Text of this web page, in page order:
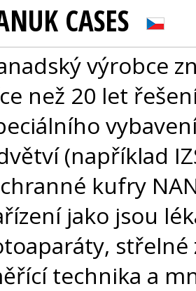
CASES
výrobce
než 20 let
(například
kufry
jako jsou
střelné
technika a